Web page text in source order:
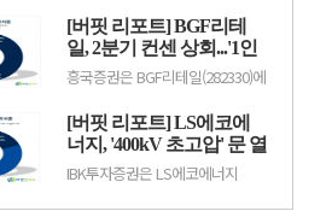
따라 주가 변동성이 나타날 수 있
다.이어 BGF리테일(282330, 15만
3100원, ▲1만9600, 1...
(12.50%) 오른 882원에 거래 중이
다.랩지노믹스는 분자진단 및 유전
체 분석 서비스를 제공하는 기업으
로, 진단키트와 임상 유전체 검사
등을 주요 사업으로 영위하고 있
수급 변화에 따라 주가 변동성이
나타날 수 있다.이어 폴라리스
AI(039980, 6...
[버핏 리포트] BGF리테
일, 2분기 컨센 상회...'1인
가구 증가' '방한 외국인
소비 확대' 구조적 수혜 전
망 - 흥국
흥국증권은 BGF리테일(282330)에
대해 1~2인 가구 증가와 방한 외국
인 소비 확대에 따른 구조적 수혜
가 이어질 것으로 전망하며 투자의
견 ‘매수’를 유지했다. 목표주가는
기존 18만원에서 19만원으로 상향
했다. BGF리테일의 전일 종가는
[버핏 리포트] LS에코에
너지, '400kV 초고압' 문 열
었다...2027년 본격 수혜 기
대 - IBK
IBK투자증권은 LS에코에너지